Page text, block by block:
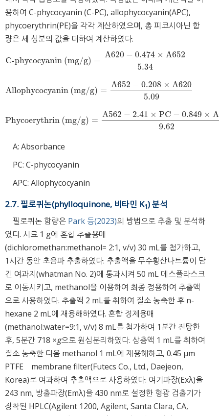
용하여 C-phycocyanin (C-PC), allophycocyanin(APC),
phycoerythrin(PE)을 각각 계산하였으며, 총 피코시아닌 함
량은 세 성분의 값을 더하여 계산하였다.
C-phycocyanin (mg/g) =
A620 − 0.474 × A652
5.34
C-phycocyanin(mg/g =A 620−0.474×A6525.34
Allophycocyanin (mg/g) =
A652 − 0.208 × A620
5.09
Allophycocyanin(mg/g =A 652−0.208×A6205.09
Phycoerythrin (mg/g) =
A562 − 2.41 × PC − 0.849 ×
9.62
Phycoerythrin(mg/g )=A562−2.41×PC−0.849×APC9.62
A: Absorbance
PC: C-phycocyanin
APC: Allophycocyanin
2.7. 필로퀴논(phylloquinone, 비타민 K1) 분석
필로퀴논 함량은 Park 등(2023)의 방법으로 추출 및 분석하
였다. 시료 1 g에 혼합 추출용매
(dichloromethan:methanol= 2:1, v/v) 30 mL를 첨가하고,
1시간 동안 초음파 추출하였다. 추출액을 무수황산나트륨이 담
긴 여과지(whatman No. 2)에 통과시켜 50 mL 메스플라스크
로 이동시키고, methanol을 이용하여 최종 정용하여 추출액
으로 사용하였다. 추출액 2 mL를 취하여 질소 농축한 후 n-
hexane 2 mL에 재용해하였다. 혼합 정제용매
(methanol:water=9:1, v/v) 8 mL를 첨가하여 1분간 진탕한
후, 5분간 718 ×g으로 원심분리하였다. 상층액 1 mL를 취하여
질소 농축한 다음 methanol 1 mL에 재용해하고, 0.45 μm
PTFE membrane filter(Futecs Co., Ltd., Daejeon,
Korea)로 여과하여 추출액으로 사용하였다. 여기파장(Exλ)을
243 nm, 방출파장(Emλ)을 430 nm로 설정한 형광 검출기가
장착된 HPLC(Agilent 1200, Agilent, Santa Clara, CA,